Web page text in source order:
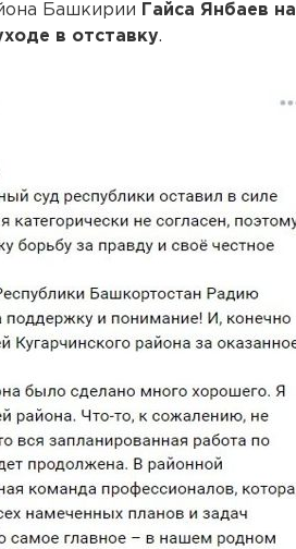
Башкирии Гайса Янбаев на
в отставку.